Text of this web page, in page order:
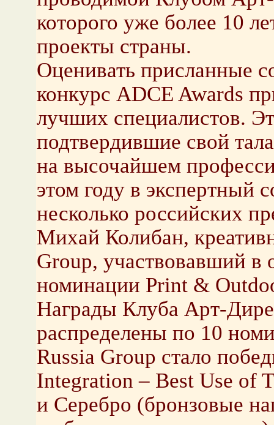
которого уже более 10
проекты страны.
Оценивать присланные
конкурс ADCE Awards
лучших специалистов.
подтвердившие свой
на высочайшем
этом году в экспертный
несколько российских
Михай Колибан,
Group, участвовавший в
номинации Print &
Награды Клуба Арт-
распределены по 10
Russia Group стало
Integration – Best Use of
и Серебро (бронзовые